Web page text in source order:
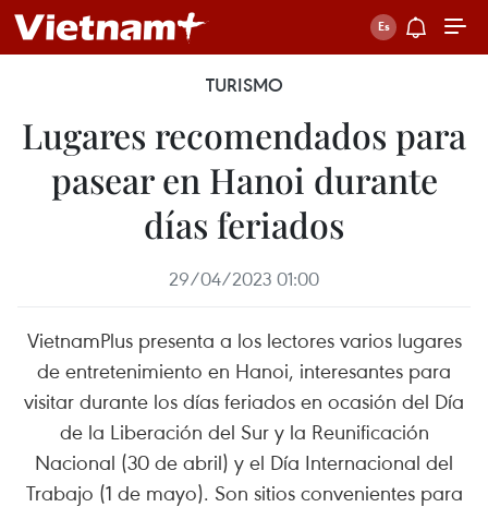
TURISMO
Lugares recomendados para
pasear en Hanoi durante
días feriados
29/04/2023 01:00
VietnamPlus presenta a los lectores varios lugares
de entretenimiento en Hanoi, interesantes para
visitar durante los días feriados en ocasión del Día
de la Liberación del Sur y la Reunificación
Nacional (30 de abril) y el Día Internacional del
Trabajo (1 de mayo). Son sitios convenientes para